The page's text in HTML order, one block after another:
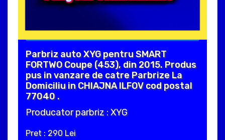
Parbriz auto XYG pentru SMART
FORTWO Coupe (453), din 2015. Produs
pus in vanzare de catre Parbrize La
Domiciliu in CHIAJNA ILFOV cod postal
77040 .
Producator parbriz : XYG
Pret : 290 Lei